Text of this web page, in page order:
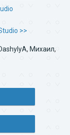
>>
, Михаил,